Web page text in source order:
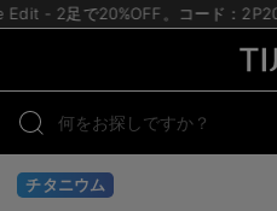
- 2足で20%OFF。コード：2P20
チタニウム